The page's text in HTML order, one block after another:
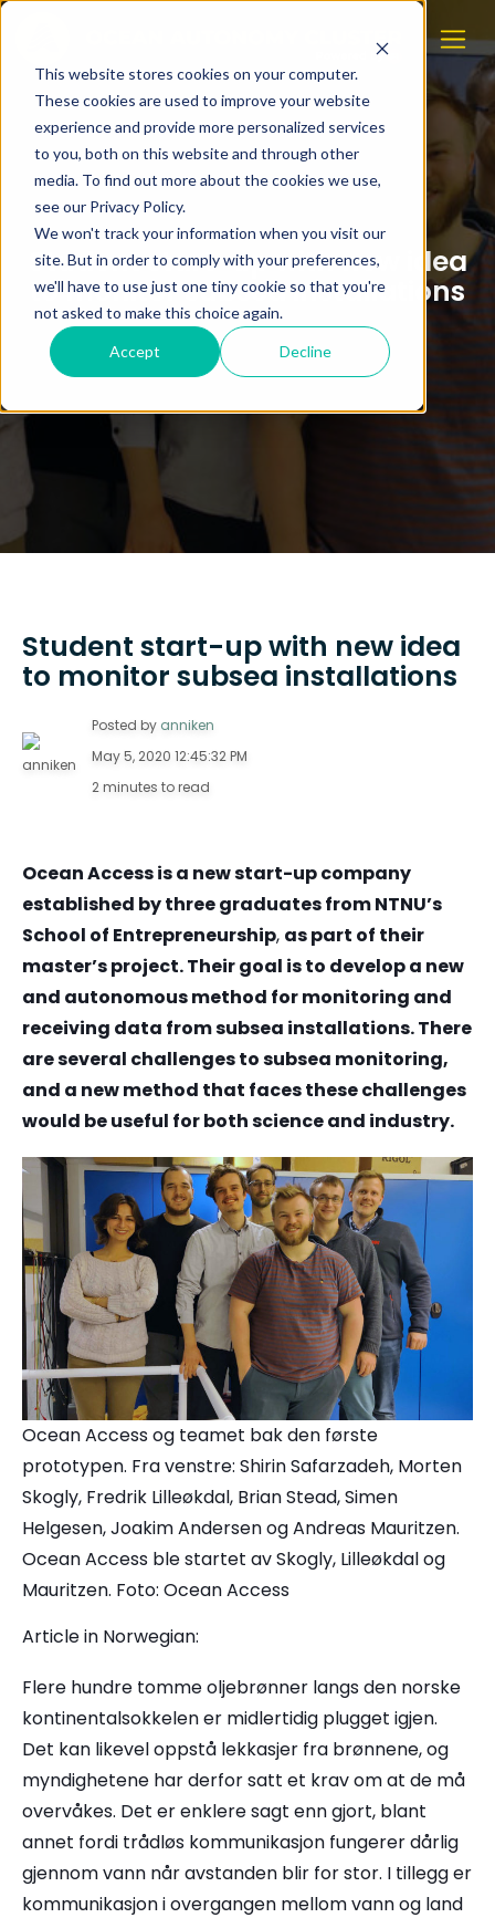
This website stores cookies on your computer.
These cookies are used to improve your website
experience and provide more personalized services
to you, both on this website and through other
media. To find out more about the cookies we use,
see our Privacy Policy.
We won't track your information when you visit our
site. But in order to comply with your preferences,
we'll have to use just one tiny cookie so that you're
not asked to make this choice again.
Accept Decline
Student start-up with new idea
to monitor subsea installations
Student start-up with new idea
to monitor subsea installations
Posted by anniken
May 5, 2020 12:45:32 PM
2 minutes to read
Ocean Access is a new start-up company
established by three graduates from NTNU’s
School of Entrepreneurship, as part of their
master’s project. Their goal is to develop a new
and autonomous method for monitoring and
receiving data from subsea installations. There
are several challenges to subsea monitoring,
and a new method that faces these challenges
would be useful for both science and industry.
Ocean Access og teamet bak den første
prototypen. Fra venstre: Shirin Safarzadeh, Morten
Skogly, Fredrik Lilleøkdal, Brian Stead, Simen
Helgesen, Joakim Andersen og Andreas Mauritzen.
Ocean Access ble startet av Skogly, Lilleøkdal og
Mauritzen. Foto: Ocean Access
Article in Norwegian:
Flere hundre tomme oljebrønner langs den norske
kontinentalsokkelen er midlertidig plugget igjen.
Det kan likevel oppstå lekkasjer fra brønnene, og
myndighetene har derfor satt et krav om at de må
overvåkes. Det er enklere sagt enn gjort, blant
annet fordi trådløs kommunikasjon fungerer dårlig
gjennom vann når avstanden blir for stor. I tillegg er
kommunikasjon i overgangen mellom vann og land